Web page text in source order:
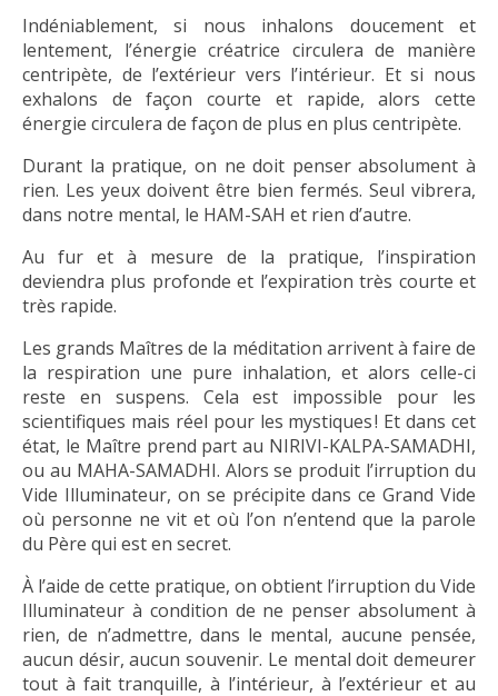
Indéniablement, si nous inhalons doucement et
lentement, l’énergie créatrice circulera de manière
centripète, de l’extérieur vers l’intérieur. Et si nous
exhalons de façon courte et rapide, alors cette
énergie circulera de façon de plus en plus centripète.
Durant la pratique, on ne doit penser absolument à
rien. Les yeux doivent être bien fermés. Seul vibrera,
dans notre mental, le HAM-SAH et rien d’autre.
Au fur et à mesure de la pratique, l’inspiration
deviendra plus profonde et l’expiration très courte et
très rapide.
Les grands Maîtres de la méditation arrivent à faire de
la respiration une pure inhalation, et alors celle-ci
reste en suspens. Cela est impossible pour les
scientifiques mais réel pour les mystiques ! Et dans cet
état, le Maître prend part au NIRIVI-KALPA-SAMADHI,
ou au MAHA-SAMADHI. Alors se produit l’irruption du
Vide Illuminateur, on se précipite dans ce Grand Vide
où personne ne vit et où l’on n’entend que la parole
du Père qui est en secret.
À l’aide de cette pratique, on obtient l’irruption du Vide
Illuminateur à condition de ne penser absolument à
rien, de n’admettre, dans le mental, aucune pensée,
aucun désir, aucun souvenir. Le mental doit demeurer
tout à fait tranquille, à l’intérieur, à l’extérieur et au